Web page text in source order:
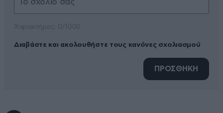
Διαβάστε και ακολουθήστε τους κανόνες σχολιασμού
ΠΡΟΣΘΗΚΗ